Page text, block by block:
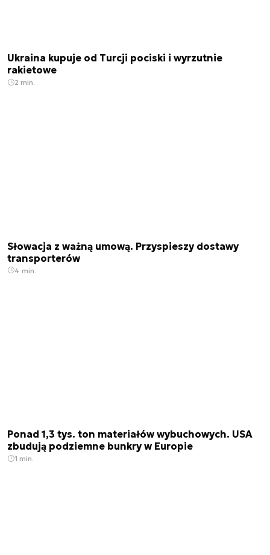
Ukraina kupuje od Turcji pociski i wyrzutnie
rakietowe
2 min.
Słowacja z ważną umową. Przyspieszy dostawy
transporterów
4 min.
Ponad 1,3 tys. ton materiałów wybuchowych. USA
zbudują podziemne bunkry w Europie
1 min.